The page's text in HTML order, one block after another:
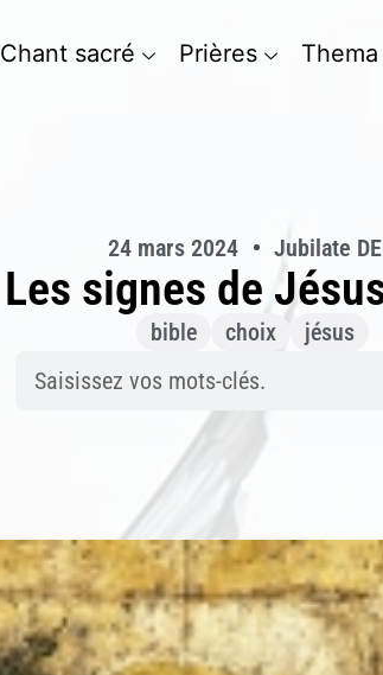
Chant sacré Prières Thema
24 mars 2024 Jubilate
Les signes de
bible choix jésus